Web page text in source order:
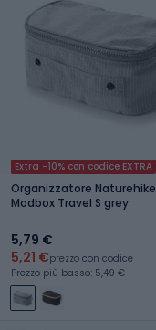
Extra -10% con codice EXTRA
Organizzatore Naturehike
Modbox Travel S grey
5,79 €
5,21 €prezzo con codice
Prezzo più basso: 5,49 €